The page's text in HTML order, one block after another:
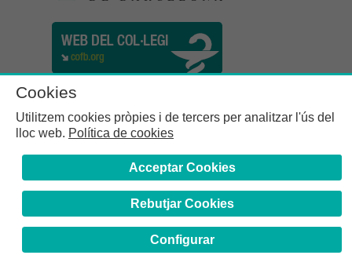
Cookies
Utilitzem cookies pròpies i de tercers per analitzar l'ús del
lloc web. Política de cookies
Acceptar Cookies
Rebutjar Cookies
Configurar